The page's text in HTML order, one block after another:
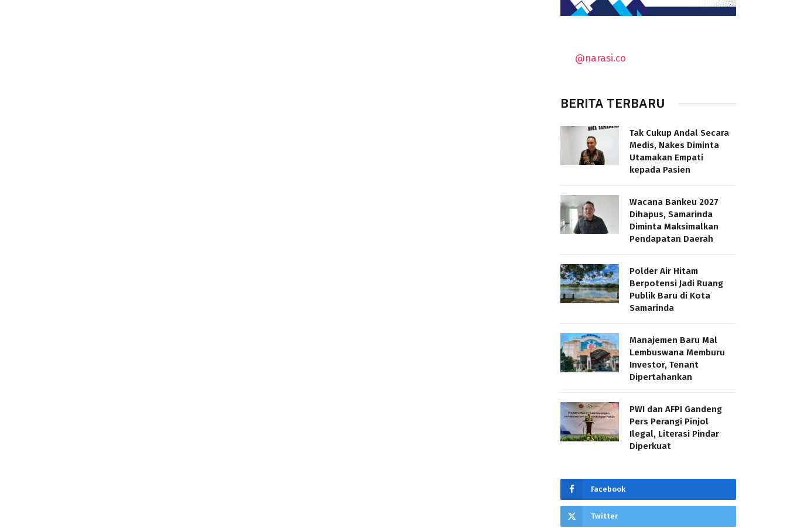
@narasi.co
BERITA TERBARU
Tak Cukup Andal Secara
Medis, Nakes Diminta
Utamakan Empati
kepada Pasien
Wacana Bankeu 2027
Dihapus, Samarinda
Diminta Maksimalkan
Pendapatan Daerah
Polder Air Hitam
Berpotensi Jadi Ruang
Publik Baru di Kota
Samarinda
Manajemen Baru Mal
Lembuswana Memburu
Investor, Tenant
Dipertahankan
PWI dan AFPI Gandeng
Pers Perangi Pinjol
Ilegal, Literasi Pindar
Diperkuat
Facebook
Twitter